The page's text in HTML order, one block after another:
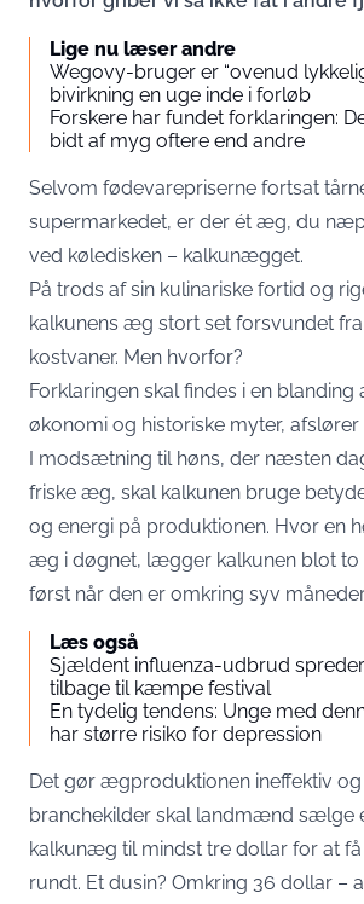
Lige nu læser andre
Wegovy-bruger er “ovenud
bivirkning en uge inde i forløb
Forskere har fundet forklaringen:
bidt af myg oftere end andre
Selvom fødevarepriserne fortsat
supermarkedet, er der ét æg, du
ved køledisken – kalkunægget.
På trods af sin kulinariske fortid og
kalkunens æg stort set forsvundet
kostvaner. Men hvorfor?
Forklaringen skal findes i en blanding
økonomi og historiske myter, afslører
I modsætning til høns, der næsten
friske æg, skal kalkunen bruge
og energi på produktionen. Hvor en
æg i døgnet, lægger kalkunen blot to
først når den er omkring syv
Læs også
Sjældent influenza-udbrud spreder
tilbage til kæmpe festival
En tydelig tendens: Unge med
har større risiko for depression
Det gør ægproduktionen ineffektiv og
branchekilder skal landmænd sælge
kalkunæg til mindst tre dollar for at
rundt. Et dusin? Omkring 36 dollar –